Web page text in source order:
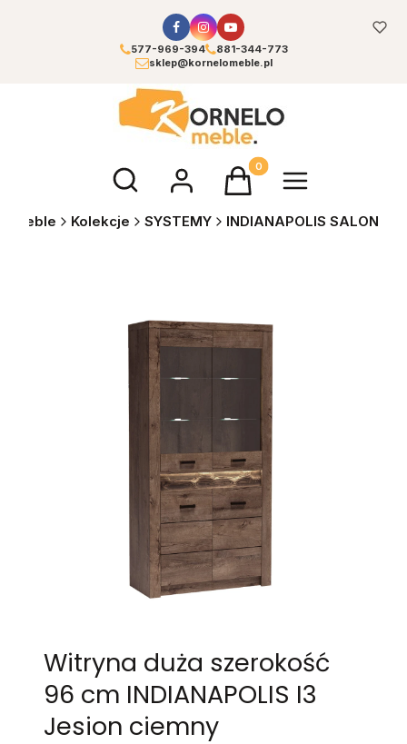
577-969-394
881-344-773
sklep@kornelomeble.pl
Otwórz wyszukiwarkęProdukty w koszyku: 0.
meble Kolekcje SYSTEMY INDIANAPOLIS SALON
Witryna duża szerokość
96 cm INDIANAPOLIS I3
Jesion ciemny